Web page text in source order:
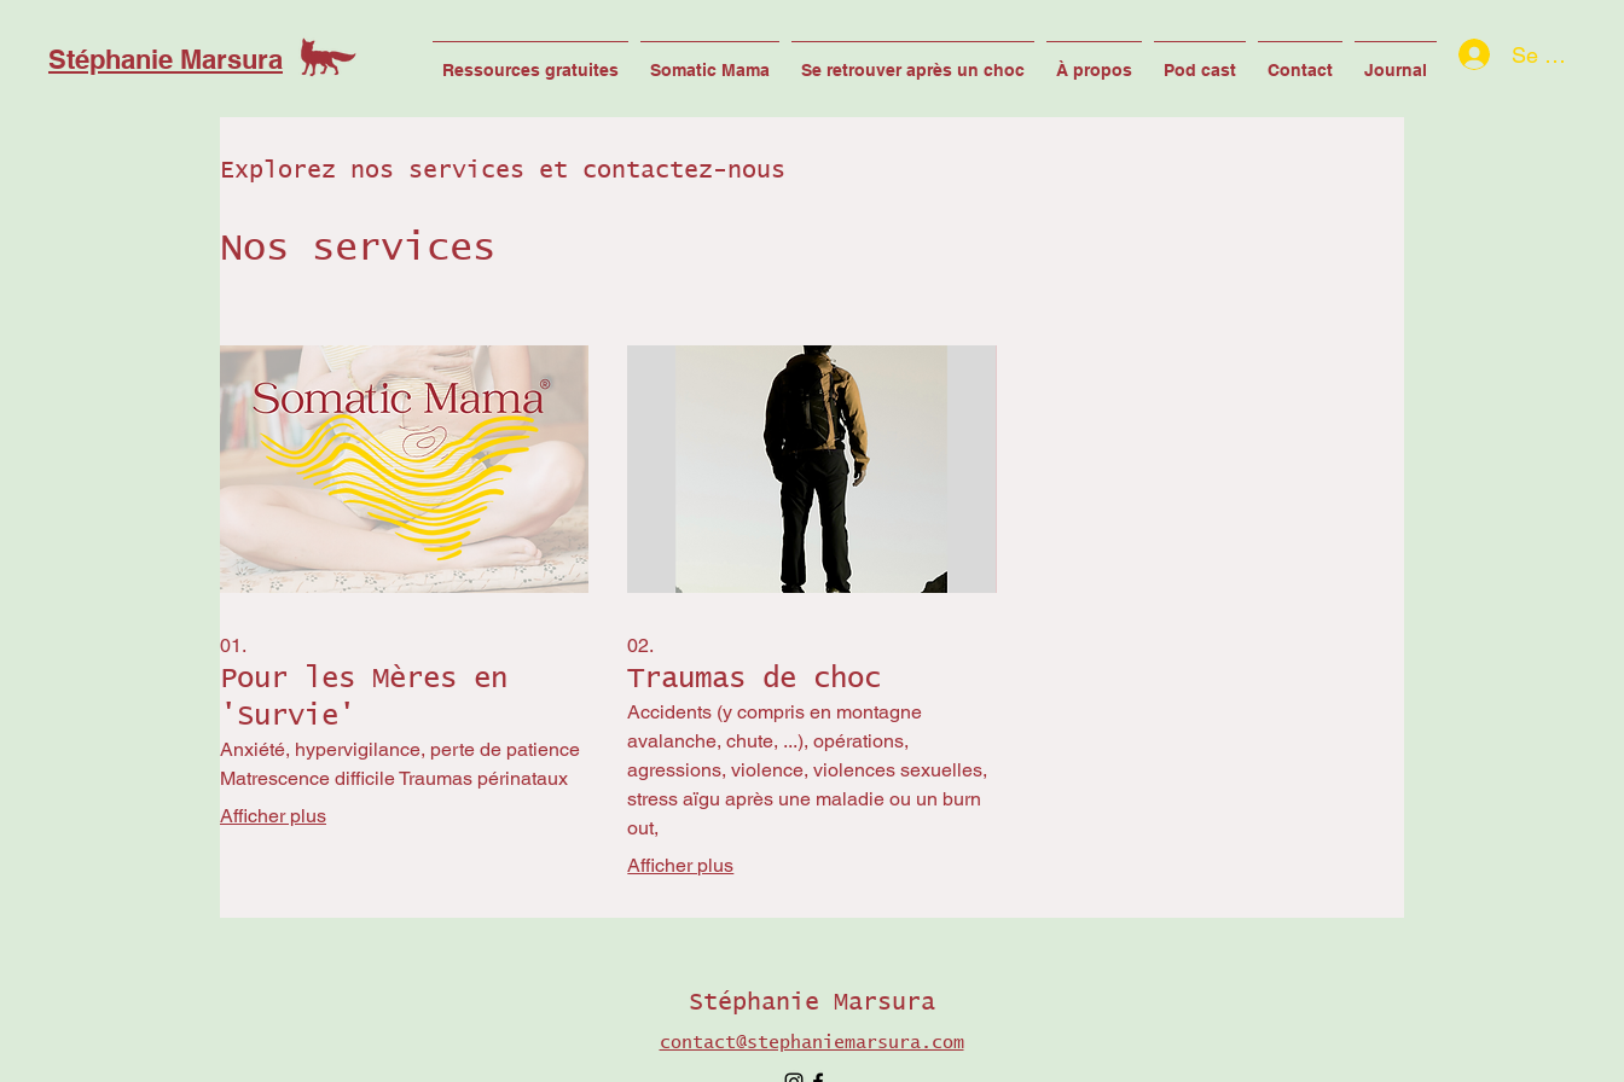
Stéphanie Marsura Ressources gratuites Somatic Mama Se retrouver après un choc À propos Pod cast Contact Journal
Se
Explorez nos services et contactez-nous
Nos services
01.
Pour les Mères en
'Survie'
Anxiété, hypervigilance, perte de patience
Matrescence difficile Traumas périnataux
Afficher plus
02.
Traumas de choc
Accidents (y compris en montagne
avalanche, chute, ...), opérations,
agressions, violence, violences sexuelles,
stress aïgu après une maladie ou un burn
out,
Afficher plus
Stéphanie Marsura
contact@stephaniemarsura.com